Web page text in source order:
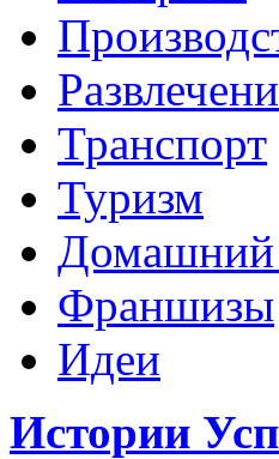
Транспорт
Туризм
Домашний
Франшизы
Идеи
Истории